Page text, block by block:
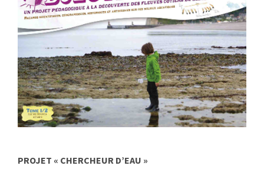
PROJET « CHERCHEUR D’EAU »